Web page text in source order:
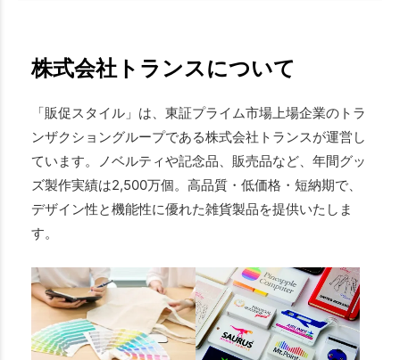
株式会社トランスについて
「販促スタイル」は、東証プライム市場上場企業のトラ
ンザクショングループである株式会社トランスが運営し
ています。ノベルティや記念品、販売品など、年間グッ
ズ製作実績は2,500万個。高品質・低価格・短納期で、
デザイン性と機能性に優れた雑貨製品を提供いたしま
す。